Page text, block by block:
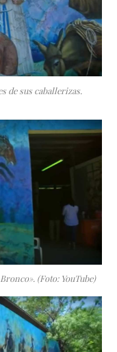
de sus caballerizas.
(Foto: YouTube)